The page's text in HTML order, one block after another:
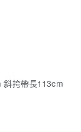
挎帶長113cm